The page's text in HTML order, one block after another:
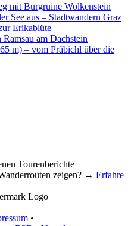
mit Burgruine Wolkenstein
See aus – Stadtwandern Graz
Erikablüte
am Dachstein
m) – vom Präbichl über die
Tourenberichte
zeigen? → Erfahre
•